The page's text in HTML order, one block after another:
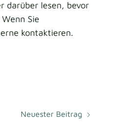
darüber lesen, bevor
Sie
kontaktieren.
Neuester Beitrag